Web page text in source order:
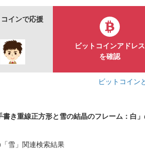
フリーハンド
インで応援
ビットコインアドレス
を確認
ビットコイン
き重線正方形と雪の結晶のフレーム：白
雪」関連検索結果